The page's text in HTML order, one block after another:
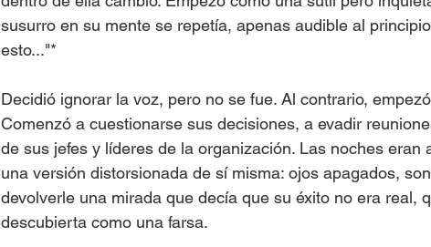
susurro en su mente se repetía, apenas audible al
esto..."*
Decidió ignorar la voz, pero no se fue. Al contrario,
Comenzó a cuestionarse sus decisiones, a evadir
de sus jefes y líderes de la organización. Las noches eran
una versión distorsionada de sí misma: ojos apagados,
devolverle una mirada que decía que su éxito no era real,
descubierta como una farsa.